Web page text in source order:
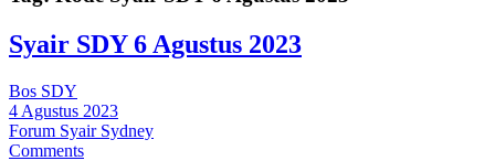
Syair SDY 6 Agustus 2023
Bos SDY
4 Agustus 2023
Forum Syair Sydney
Comments